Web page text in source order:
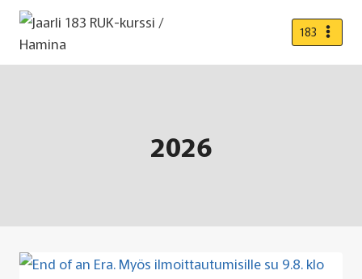
Siirry
sisältöön
183
2026